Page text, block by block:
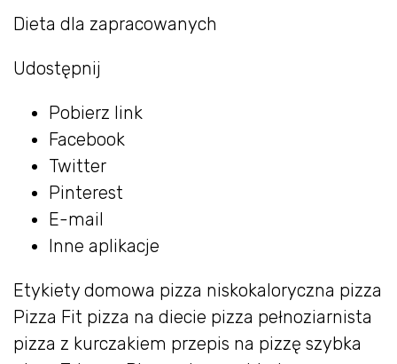
Dieta dla zapracowanych
Udostępnij
Pobierz link
Facebook
Twitter
Pinterest
E-mail
Inne aplikacje
Etykiety domowa pizza niskokaloryczna pizza
Pizza Fit pizza na diecie pizza pełnoziarnista
pizza z kurczakiem przepis na pizzę szybka